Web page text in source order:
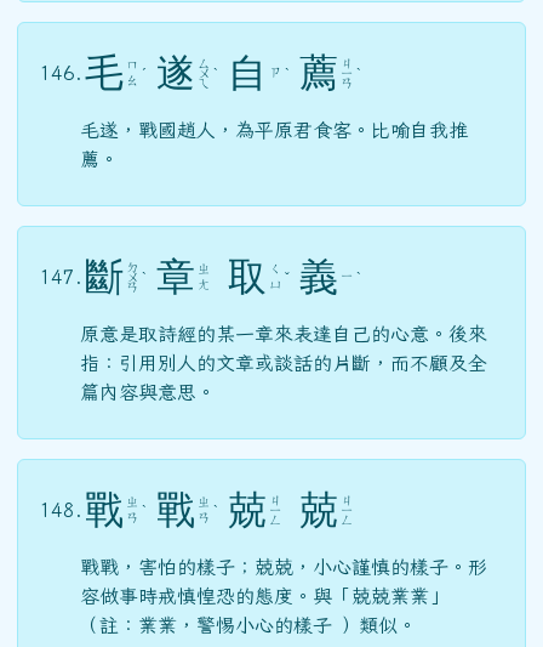
146. 毛 ㄇ
ㄠ ˊ 遂 ㄙ
ㄨ
ㄟ
ˋ 自 ㄗ ˋ 薦 ㄐ
ㄧ
ㄢ
ˋ
毛遂，戰國趙人，為平原君食客。比喻自我推
薦。
147. 斷 ㄉ
ㄨ
ㄢ
ˋ 章 ㄓ
ㄤ
取
ㄑ
ㄩ ˇ 義 ㄧ ˋ
原意是取詩經的某一章來表達自己的心意。後來
指：引用別人的文章或談話的片斷，而不顧及全
篇內容與意思。
148. 戰 ㄓ
ㄢ ˋ 戰 ㄓ
ㄢ ˋ 兢 ㄐ
ㄧ
ㄥ 兢 ㄐ
ㄧ
ㄥ
戰戰，害怕的樣子；兢兢，小心謹慎的樣子。形
容做事時戒慎惶恐的態度。與「兢兢業業」
（註：業業，警惕小心的樣子 ）類似。